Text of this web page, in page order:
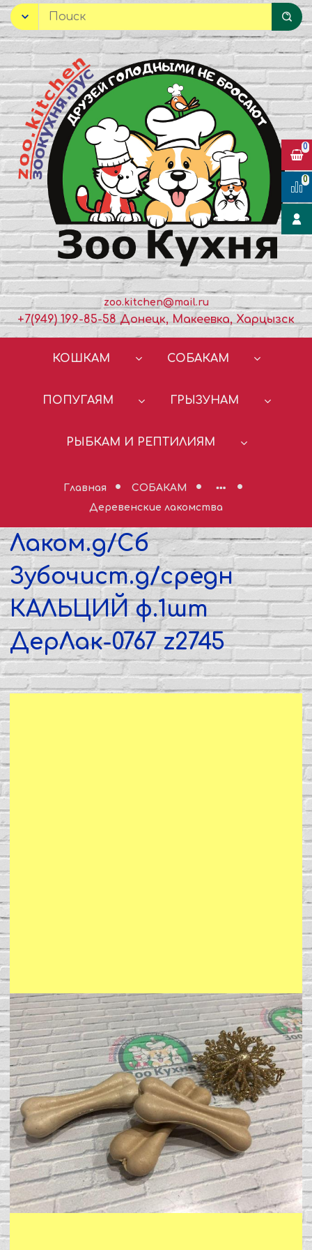
zoo.kitchen@mail.ru
+7(949) 199-85-58 Донецк, Макеевка, Харцызск
КОШКАМ СОБАКАМ
ПОПУГАЯМ ГРЫЗУНАМ
РЫБКАМ И РЕПТИЛИЯМ
Главная
СОБАКАМ
Деревенские лакомства
Лаком.д/Сб
Зубочист.д/средн
КАЛЬЦИЙ ф.1шт
ДерЛак-0767 z2745
0
0